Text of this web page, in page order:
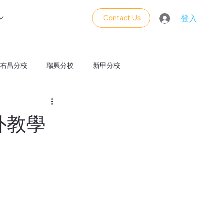
Contact Us 登入
右昌分校 瑞興分校 新甲分校
教學